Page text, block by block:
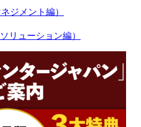
ジメント編）
リューション編）